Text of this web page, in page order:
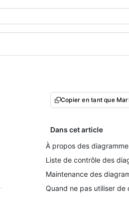
Copier en tant que
Dans cet article
À propos des
Liste de contrôle des
Maintenance des
Quand ne pas utiliser de